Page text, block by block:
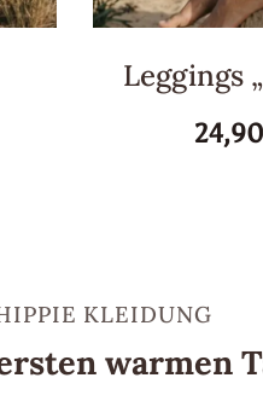
Leggings
KLEIDUNG
warmen